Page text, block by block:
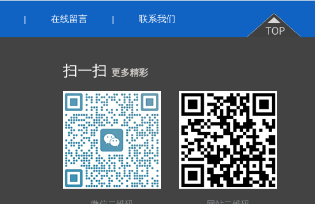
| 在线留言 | 联系我们
扫一扫 更多精彩